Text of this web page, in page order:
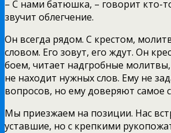
– С нами батюшка, – говорит кто-
звучит облегчение.
Он всегда рядом. С крестом,
словом. Его зовут, его ждут. Он
боем, читает надгробные
не находит нужных слов. Ему не
вопросов, но ему доверяют самое
Мы приезжаем на позиции. Нас
уставшие, но с крепкими